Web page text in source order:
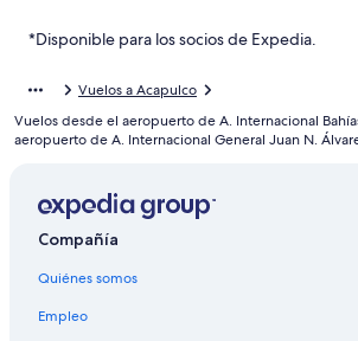
Resorts en Diamante
Hoteles con spa en Diamante
Hoteles todo incluido en Diamante
Hoteles en la playa en Diamante
Hoteles baratos en Diamante
Hoteles boutique en Diamante
Hoteles con desayuno incluido en Diamante
*Disponible para los socios de Expedia.
Vuelos a Acapulco
Vuelos desde el aeropuerto de A. Internacional
aeropuerto de A. Internacional General Juan N.
Compañía
Quiénes somos
Empleo